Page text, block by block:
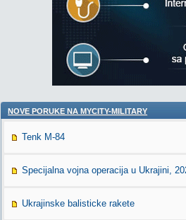
NOVE PORUKE NA MYCITY-MILITARY
Tenk M-84
Specijalna vojna operacija u Ukrajini,
Ukrajinske balisticke rakete